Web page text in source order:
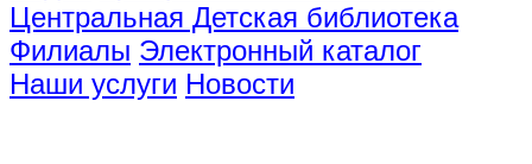
Центральная Детская библиотека
Филиалы Электронный каталог
Наши услуги Новости